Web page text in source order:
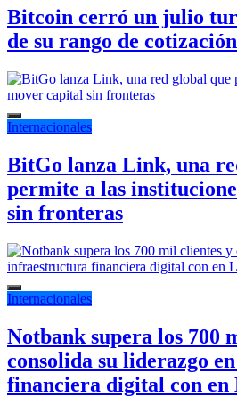
Bitcoin cerró un julio
de su rango de cotización
Internacionales
BitGo lanza Link, una
permite a las
sin fronteras
Internacionales
Notbank supera los 700
consolida su liderazgo
financiera digital con